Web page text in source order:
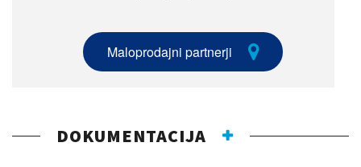
Maloprodajni partnerji
DOKUMENTACIJA